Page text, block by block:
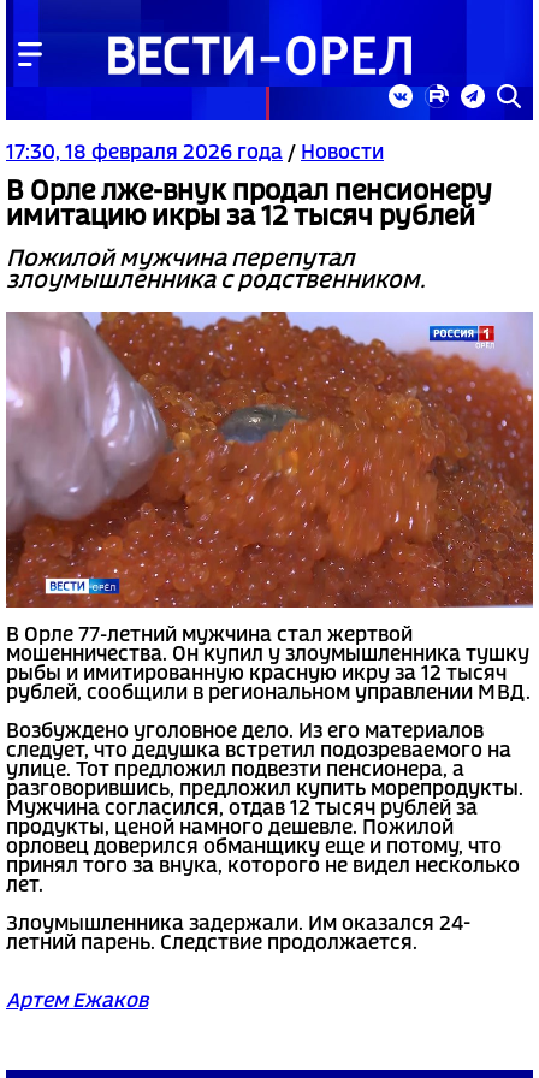
17:30, 18 февраля 2026 года / Новости
В Орле лже-внук продал пенсионеру
имитацию икры за 12 тысяч рублей
Пожилой мужчина перепутал
злоумышленника с родственником.
В Орле 77-летний мужчина стал жертвой
мошенничества. Он купил у злоумышленника тушку
рыбы и имитированную красную икру за 12 тысяч
рублей, сообщили в региональном управлении МВД.
Возбуждено уголовное дело. Из его материалов
следует, что дедушка встретил подозреваемого на
улице. Тот предложил подвезти пенсионера, а
разговорившись, предложил купить морепродукты.
Мужчина согласился, отдав 12 тысяч рублей за
продукты, ценой намного дешевле. Пожилой
орловец доверился обманщику еще и потому, что
принял того за внука, которого не видел несколько
лет.
Злоумышленника задержали. Им оказался 24-
летний парень. Следствие продолжается.
Артем Ежаков